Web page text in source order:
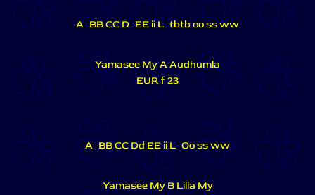
A- BB CC D- EE ii L- tbtb oo ss ww
Yamasee My A Audhumla
EUR f 23
A- BB CC Dd EE ii L- Oo ss ww
Yamasee My B Lilla My